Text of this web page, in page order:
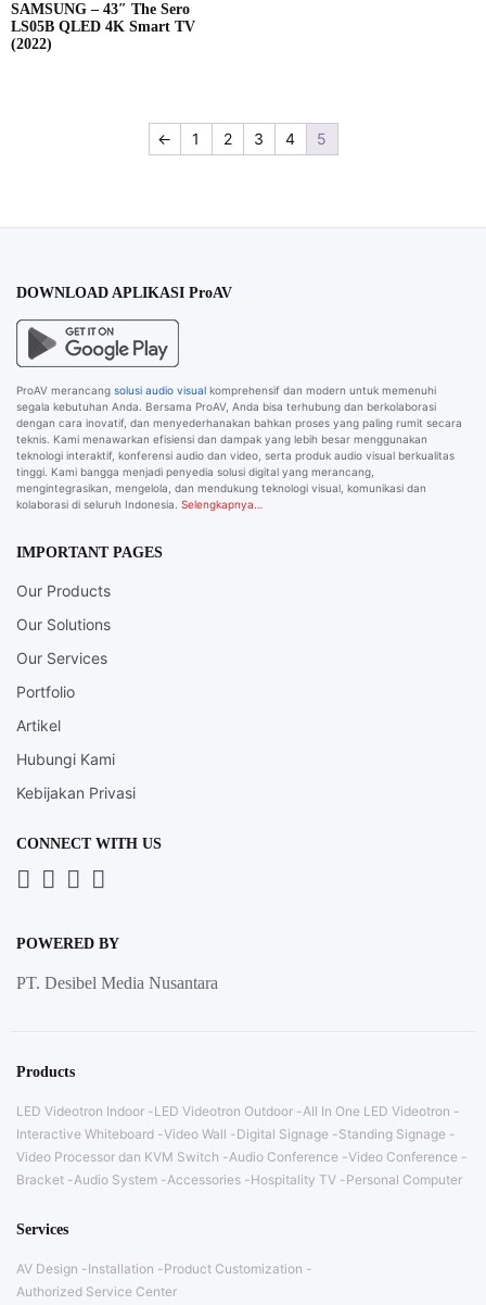
SAMSUNG – 43″ The Sero
LS05B QLED 4K Smart TV
(2022)
← 1 2 3 4 5
DOWNLOAD APLIKASI ProAV
ProAV merancang solusi audio visual komprehensif dan modern untuk memenuhi
segala kebutuhan Anda. Bersama ProAV, Anda bisa terhubung dan berkolaborasi
dengan cara inovatif, dan menyederhanakan bahkan proses yang paling rumit secara
teknis. Kami menawarkan efisiensi dan dampak yang lebih besar menggunakan
teknologi interaktif, konferensi audio dan video, serta produk audio visual berkualitas
tinggi. Kami bangga menjadi penyedia solusi digital yang merancang,
mengintegrasikan, mengelola, dan mendukung teknologi visual, komunikasi dan
kolaborasi di seluruh Indonesia. Selengkapnya…
IMPORTANT PAGES
Our Products
Our Solutions
Our Services
Portfolio
Artikel
Hubungi Kami
Kebijakan Privasi
CONNECT WITH US
POWERED BY
PT. Desibel Media Nusantara
Products
LED Videotron Indoor LED Videotron Outdoor All In One LED Videotron
Interactive Whiteboard Video Wall Digital Signage
Standing Signage
Video Processor dan KVM Switch
Audio Conference Video Conference
Bracket Audio System Accessories Hospitality TV Personal Computer
Services
AV Design Installation
Product Customization
Authorized Service Center